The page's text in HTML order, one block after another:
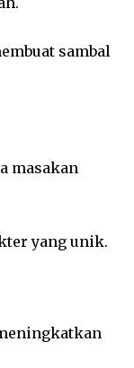
sambal
masakan
yang unik.